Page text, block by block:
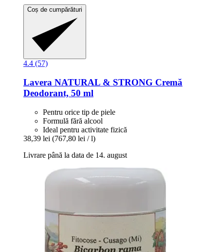
Coș de cumpărături
4.4 (57)
Lavera NATURAL & STRONG Cremă
Deodorant, 50 ml
Pentru orice tip de piele
Formulă fără alcool
Ideal pentru activitate fizică
38,39 lei (767,80 lei / l)
Livrare până la data de 14. august